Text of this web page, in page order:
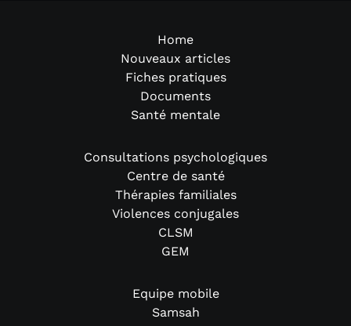
Home
Nouveaux articles
Fiches pratiques
Documents
Santé mentale
Consultations psychologiques
Centre de santé
Thérapies familiales
Violences conjugales
CLSM
GEM
Equipe mobile
Samsah